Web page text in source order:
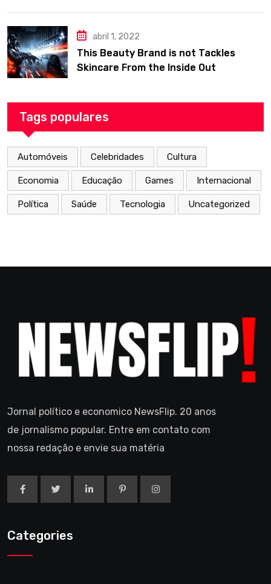
abril 1, 2022
This Beauty Brand is not Tackles
Skincare From the Inside Out
Tags populares
Automóveis Celebridades Cultura
Economia Educação Games Internacional
Política Saúde Tecnologia Uncategorized
Jornal político e economico NewsFlip. 20 anos
de jornalismo popular. Entre em contato com
nossa redação e envie sua matéria
Categories